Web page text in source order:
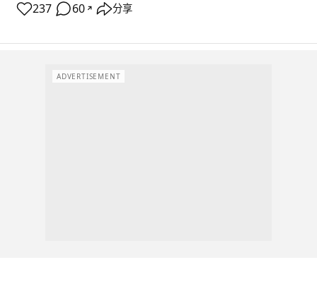
237 60 ↗ 分享
ADVERTISEMENT